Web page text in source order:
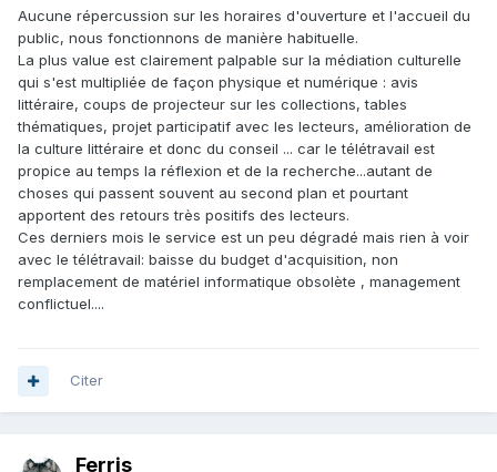
Aucune répercussion sur les horaires d'ouverture et l'accueil du
public, nous fonctionnons de manière habituelle.
La plus value est clairement palpable sur la médiation culturelle
qui s'est multipliée de façon physique et numérique : avis
littéraire, coups de projecteur sur les collections, tables
thématiques, projet participatif avec les lecteurs, amélioration de
la culture littéraire et donc du conseil ... car le télétravail est
propice au temps la réflexion et de la recherche...autant de
choses qui passent souvent au second plan et pourtant
apportent des retours très positifs des lecteurs.
Ces derniers mois le service est un peu dégradé mais rien à voir
avec le télétravail: baisse du budget d'acquisition, non
remplacement de matériel informatique obsolète , management
conflictuel....
Citer
Ferris